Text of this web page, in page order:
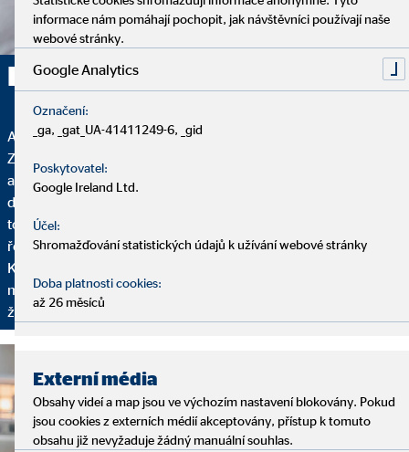
Radím systematicky
Analýza, poradenství a servis – to jsou pilíře našich služeb.
Začínáme analýzou, na kterou si vyhradím dostatek času,
abych vás poznal: Jak vypadá vaše finanční situace? Máte plány
do budoucna? Co si přejete, jaké jsou vaše cíle? Na základě
toho následuje poradenství, během kterého vám představím
řešení financí šité na míru vašim individuálním požadavkům.
Kromě toho dochází k pravidelnému setkávání, aby bylo
možno vaše finanční plány přizpůsobit vaším aktuálním
životním podmínkám.
informace nám pomáhají pochopit, jak návštěvníci používají naše
webové stránky.
Google Analytics
Označení:
_ga, _gat_UA-41411249-6, _gid
Poskytovatel:
Google Ireland Ltd.
Účel:
Shromažďování statistických údajů k užívání webové stránky
Doba platnosti cookies:
až 26 měsíců
Externí média
Obsahy videí a map jsou ve výchozím nastavení blokovány. Pokud
jsou cookies z externích médií akceptovány, přístup k tomuto
obsahu již nevyžaduje žádný manuální souhlas.